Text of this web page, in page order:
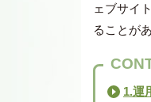
ェブサイ
ることが
1.運